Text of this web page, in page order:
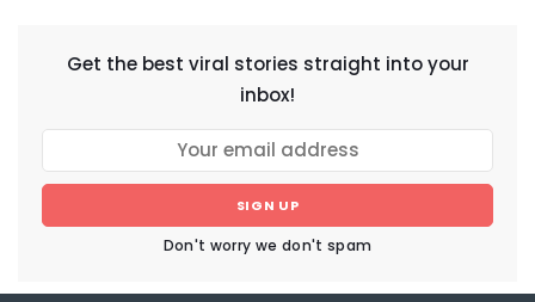
Get the best viral stories straight into your
inbox!
SIGN UP
Don't worry we don't spam